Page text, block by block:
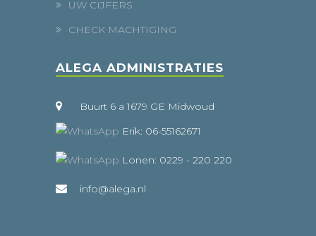
UW CIJFERS
CHECK MACHTIGING
ALEGA ADMINISTRATIES
Buurt 6 a 1679 GE Midwoud
Erik: 06-55162671
Lonen: 0229 - 220 220
info@alega.nl